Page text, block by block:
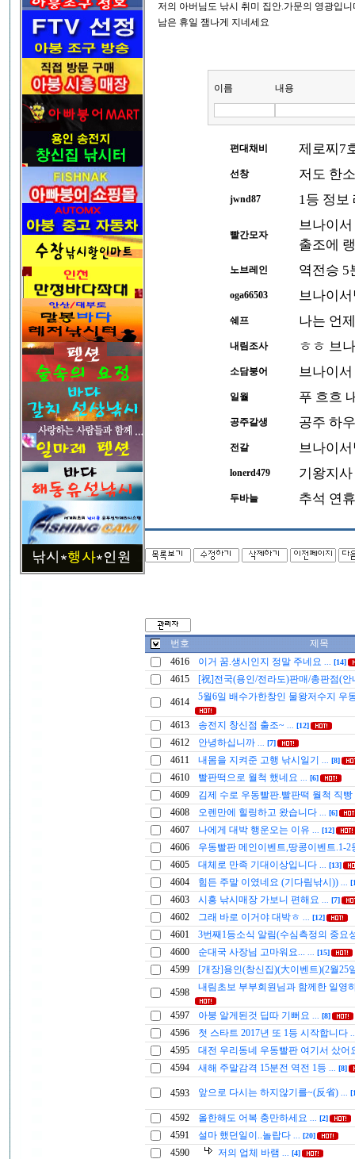
저의 아버님도 낚시 취미 집안.가문의 영광입니
남은 휴일 잼나게 지네세요
이름 내용
편대채비 제로찌7
선창 저도 한
jwnd87 1등 정보
빨간모자
브나이
출조에
노브레인 역전승 5
oga66503 브나이
쉐프 나는 언
내림조사 ㅎㅎ 브
소담붕어 브나이
일월 푸 흐흐
공주갈생 공주 하
전갈 브나이
lonerd479 기왕지
두바늘 추석 연
번호
제목
4616
이거 꿈.생시인지 정말 주네요 [14]
4615 [祝]전국(용인/전라도)판매/총판점(
4614 5월6일 배수가한창인 물왕저수지 우
4613 송전지 창신점 출조~ [12]
4612 안녕하십니까 [7]
4611 내몸을 지켜준 고행 낚시일기 [8]
4610 빨판떡으로 월척 했네요 [6]
4609
김제 수로 우동빨판.빨판떡 월척 직빵
4608
오렌만에 힐링하고 왔습니다 [6]
4607 나에게 대박 행운오는 이유 [12]
4606
우동빨판 메인이벤트,땅콩이벤트.1-
4605
대체로 만족 기대이상입니다 [13]
4604 힘든 주말 이였네요 (기다림낚시))
4603 시흥 낚시매장 가보니 편해요 [7]
4602 그래 바로 이거야 대박ㅎ [12]
4601
3번째1등소식 알림(수심측정의 중요
4600
순대국 사장님 고마워요... [15]
4599 [개장]용인(창신집)(大이벤트)(2월25
4598 내림초보 부부회원님과 함께한 일영
4597 아붕 알게된것 딥따 기뻐요 [8]
4596 첫 스타트 2017년 또 1등 시작합니다
4595
대전 우리동네 우동빨판 여기서 샀어
4594
새해 주말감격 15분전 역전 1등 [8]
4593 앞으로 다시는 하지않기를~(反省)
4592 올한해도 어복 충만하세요 [2]
4591 설마 했던일이..놀랍다 [20]
4590 저의 업체 바램 [4]